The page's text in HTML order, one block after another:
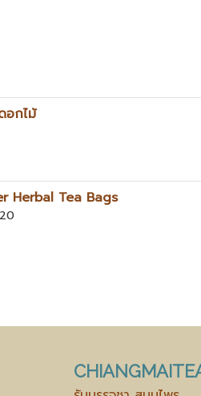
อกไม้
Herbal Tea Bags